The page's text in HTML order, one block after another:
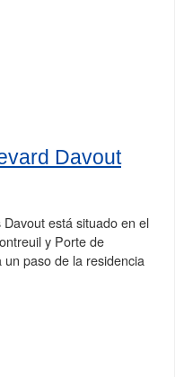
Davout
está situado en el
y Porte de
paso de la residencia